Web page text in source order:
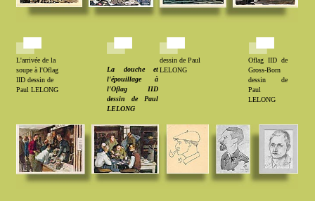
L'arrivée de la
soupe à l'Oflag
IID dessin de
Paul LELONG
La douche et
l'épouillage à
l'Oflag IID
dessin de Paul
LELONG
dessin de Paul
LELONG
Oflag IID de
Gross-Born
dessin de
Paul
LELONG